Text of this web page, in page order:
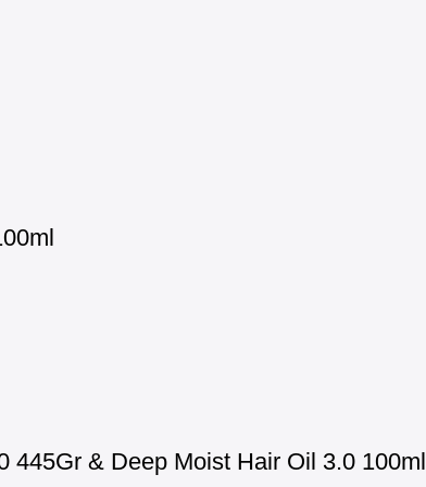
445Gr & Deep Moist Hair Oil 3.0 100ml